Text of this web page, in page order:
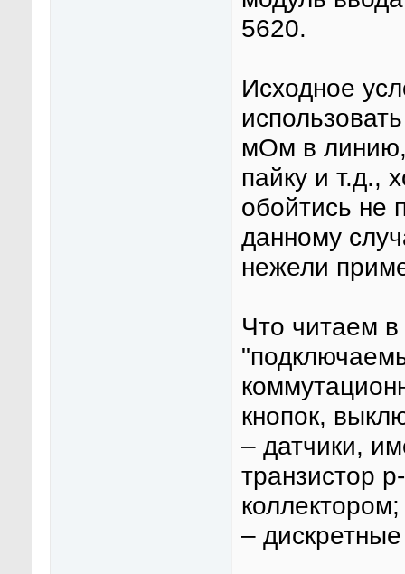
5620.
Исходное
мОм в линию,
пайку и т.д.,
обойтись не
данному
нежели
Что читаем
кнопок,
– датчики,
транзистор
коллектором;
–